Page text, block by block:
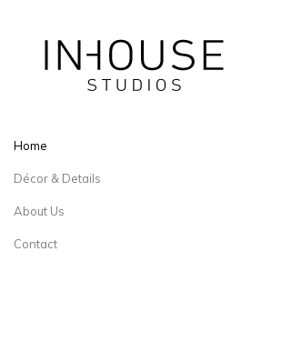
Home
Décor & Details
About Us
Contact